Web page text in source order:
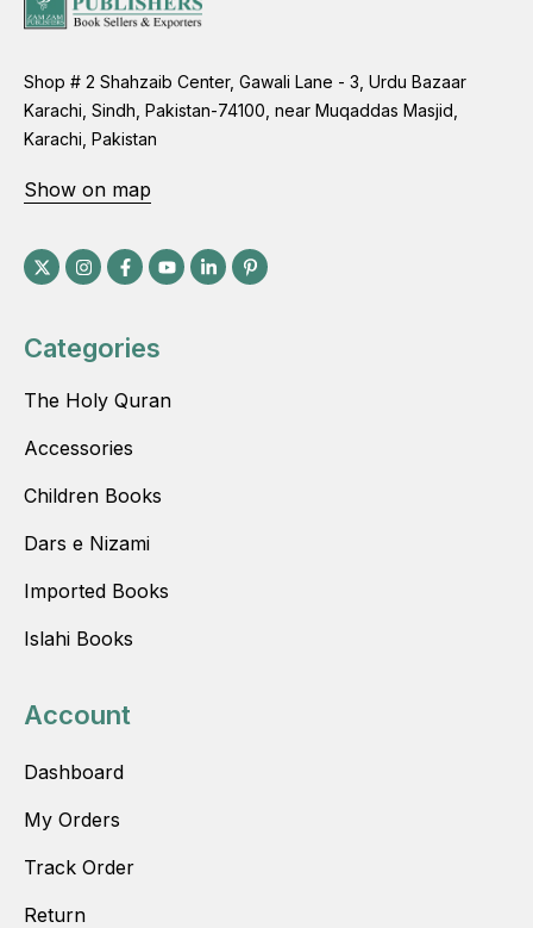
Shop # 2 Shahzaib Center, Gawali Lane - 3, Urdu Bazaar
Karachi, Sindh, Pakistan-74100, near Muqaddas Masjid,
Karachi, Pakistan
Show on map
Categories
The Holy Quran
Accessories
Children Books
Dars e Nizami
Imported Books
Islahi Books
Account
Dashboard
My Orders
Track Order
Return